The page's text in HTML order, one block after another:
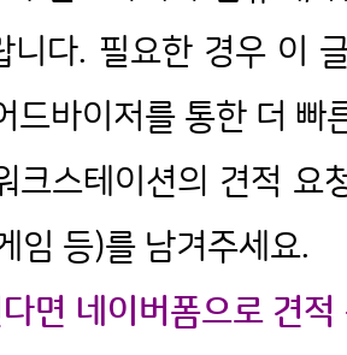
니다. 필요한 경우 이
드바이저를 통한 더 빠
스테이션의 견적 요
임 등)를 남겨주세요.
면 네이버폼으로 견적